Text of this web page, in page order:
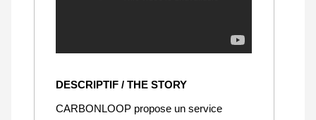
DESCRIPTIF / THE STORY
CARBONLOOP propose un service